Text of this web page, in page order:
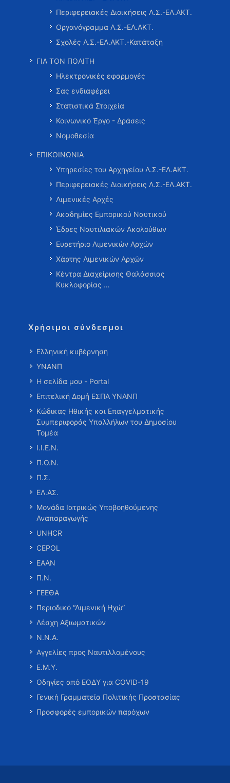
Περιφερειακές Διοικήσεις Λ.Σ.-ΕΛ.ΑΚΤ.
Οργανόγραμμα Λ.Σ.-ΕΛ.ΑΚΤ.
Σχολές Λ.Σ.-ΕΛ.ΑΚΤ.-Κατάταξη
ΓΙΑ ΤΟΝ ΠΟΛΙΤΗ
Ηλεκτρονικές εφαρμογές
Σας ενδιαφέρει
Στατιστικά Στοιχεία
Κοινωνικό Έργο - Δράσεις
Νομοθεσία
ΕΠΙΚΟΙΝΩΝΙΑ
Υπηρεσίες του Αρχηγείου Λ.Σ.-ΕΛ.ΑΚΤ.
Περιφερειακές Διοικήσεις Λ.Σ.-ΕΛ.ΑΚΤ.
Λιμενικές Αρχές
Ακαδημίες Εμπορικού Ναυτικού
Έδρες Ναυτιλιακών Ακολούθων
Ευρετήριο Λιμενικών Αρχών
Χάρτης Λιμενικών Αρχών
Κέντρα Διαχείρισης Θαλάσσιας
Κυκλοφορίας …
Χρήσιμοι σύνδεσμοι
Ελληνική κυβέρνηση
ΥΝΑΝΠ
Η σελίδα μου - Portal
Επιτελική Δομή ΕΣΠΑ ΥΝΑΝΠ
Κώδικας Ηθικής και Επαγγελματικής
Συμπεριφοράς Υπαλλήλων του Δημοσίου
Τομέα
Ι.Ι.Ε.Ν.
Π.Ο.Ν.
Π.Σ.
ΕΛ.ΑΣ.
Μονάδα Ιατρικώς Υποβοηθούμενης
Αναπαραγωγής
UNHCR
CEPOL
ΕΑΑΝ
Π.Ν.
ΓΕΕΘΑ
Περιοδικό “Λιμενική Ηχώ”
Λέσχη Αξιωματικών
Ν.Ν.Α.
Αγγελίες προς Ναυτιλλομένους
Ε.Μ.Υ.
Οδηγίες από ΕΟΔΥ για COVID-19
Γενική Γραμματεία Πολιτικής Προστασίας
Προσφορές εμπορικών παρόχων